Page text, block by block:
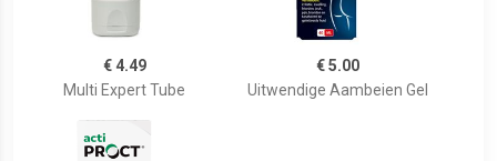
€ 4.49
Multi Expert Tube
€ 5.00
Uitwendige Aambeien Gel